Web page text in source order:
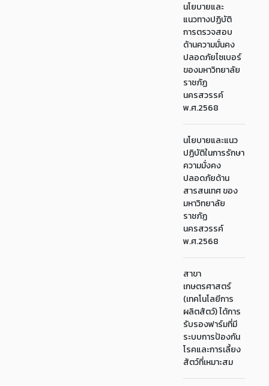
นโยบายและ
แนวทางปฏิบัติ
การตรวจสอบ
ด้านความมั่นคง
ปลอดภัยไซเบอร์
ของมหาวิทยาลัย
ราชภัฏ
นครสวรรค์
พ.ศ.2568
นโยบายและแนว
ปฏิบัติในการรักษา
ความมั่งคง
ปลอดภัยด้าน
สารสนเทศ ของ
มหาวิทยาลัย
ราชภัฏ
นครสวรรค์
พ.ศ.2568
สาขา
เกษตรศาสตร์
(เทคโนโลยีการ
ผลิตสัตว์) ได้การ
รับรองฟาร์มที่มี
ระบบการป้องกัน
โรคและการเลี้ยง
สัตว์ที่เหมาะสม